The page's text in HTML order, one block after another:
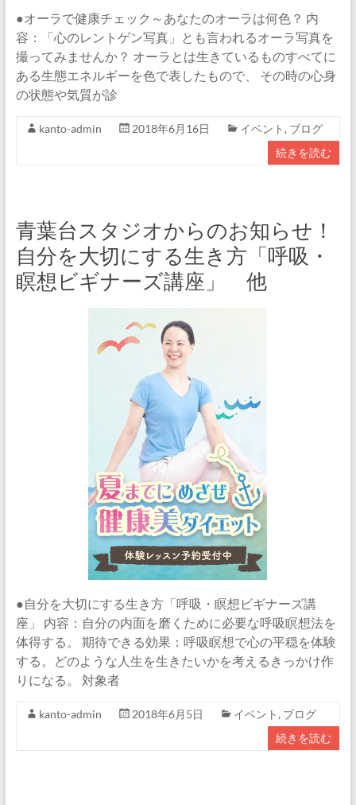
●オーラで健康チェック～あなたのオーラは何色？ 内
容：「心のレントゲン写真」とも言われるオーラ写真を
撮ってみませんか？ オーラとは生きているものすべてに
ある生態エネルギーを色で表したもので、 その時の心身
の状態や気質が診
kanto-admin 2018年6月16日 イベント , ブログ
続きを読む
青葉台スタジオからのお知らせ！
自分を大切にする生き方「呼吸・
瞑想ビギナーズ講座」 他
●自分を大切にする生き方「呼吸・瞑想ビギナーズ講
座」 内容：自分の内面を磨くために必要な呼吸瞑想法を
体得する。 期待できる効果：呼吸瞑想で心の平穏を体験
する。どのような人生を生きたいかを考えるきっかけ作
りになる。 対象者
kanto-admin 2018年6月5日 イベント , ブログ
続きを読む